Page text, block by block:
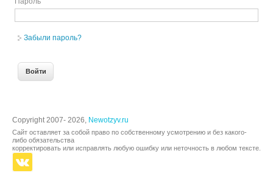
Забыли пароль?
Copyright 2007- 2026, Newotzyv.ru
Сайт оставляет за собой право по собственному усмотрению и без какого-
либо обязательства
корректировать или исправлять любую ошибку или неточность в любом тексте.